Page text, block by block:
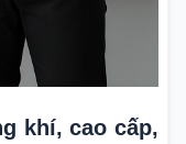
khí, cao cấp,